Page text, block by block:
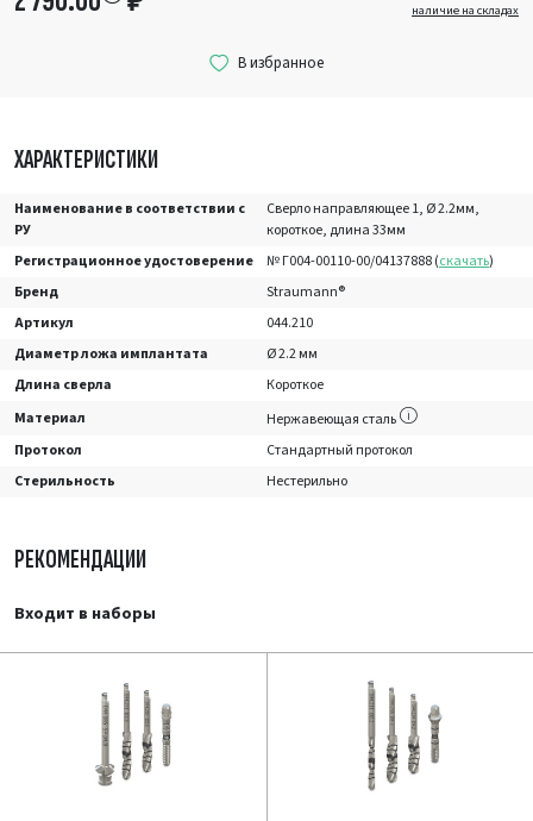
ХАРАКТЕРИСТИКИ
Наименование в соответствии с
РУ
Сверло направляющее 1, Ø 2.2мм,
короткое, длина 33мм
Регистрационное удостоверение
№ Г004-00110-00/04137888 (скачать)
Бренд
Straumann®
Артикул
044.210
Диаметр ложа имплантата
Ø 2.2 мм
Длина сверла
Короткое
Материал
Нержавеющая сталь
Протокол
Стандартный протокол
Стерильность
Нестерильно
наличие на складах
РЕКОМЕНДАЦИИ
Входит в наборы